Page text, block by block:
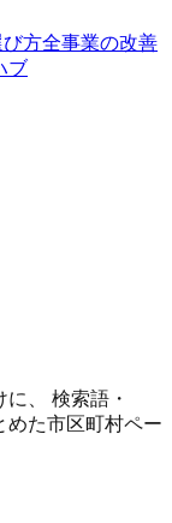
方全事業の改善
ブ
に、 検索語・
めた市区町村ペー